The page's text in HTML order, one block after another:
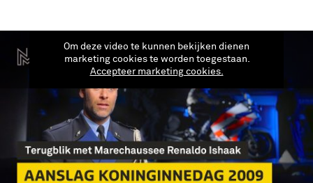
Om deze video te kunnen bekijken dienen
marketing cookies te worden toegestaan.
Accepteer marketing cookies.